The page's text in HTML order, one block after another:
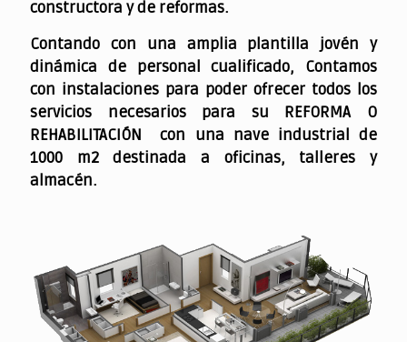
constructora y de reformas.
Contando con una amplia plantilla jovén y
dinámica de personal cualificado, Contamos
con instalaciones para poder ofrecer todos los
servicios necesarios para su REFORMA O
REHABILITACIÓN con una nave industrial de
1000 m2 destinada a oficinas, talleres y
almacén.